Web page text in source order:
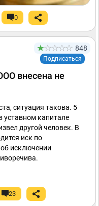
0
848
Подписаться
внесена не
ситуация такова. 5
уставном капитале
другой человек. В
иск по
исключении
23